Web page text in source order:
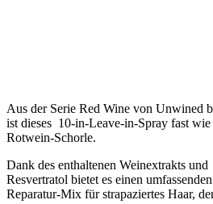
Aus der Serie Red Wine von Unwined
ist dieses 10-in-Leave-in-Spray fast wie
Rotwein-Schorle.
Dank des enthaltenen Weinextrakts und
Resvertratol bietet es einen umfassenden
Reparatur-Mix für strapaziertes Haar,